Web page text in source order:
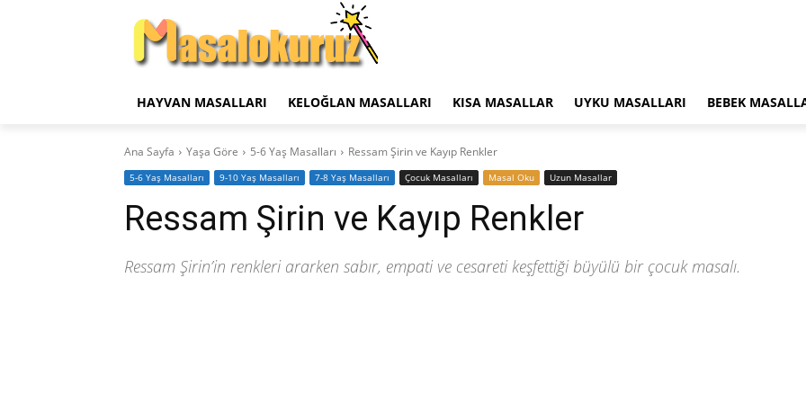
HAYVAN MASALLARI KELOĞLAN MASALLARI KISA MASALLAR UYKU MASALLARI BEBEK
Ana Sayfa Yaşa Göre 5-6 Yaş Masalları Ressam Şirin ve Kayıp Renkler
5-6 Yaş Masalları 9-10 Yaş Masalları 7-8 Yaş Masalları ‍Çocuk Masalları Masal Oku Uzun Masallar
Ressam Şirin ve Kayıp Renkler
Ressam Şirin’in renkleri ararken sabır, empati ve cesareti keşfettiği büyülü bir çocuk masalı.